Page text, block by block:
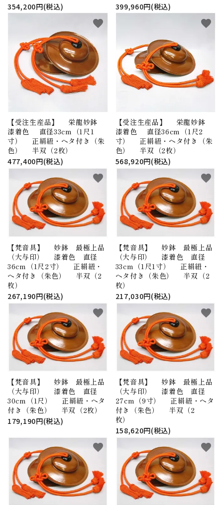
354,200円(税込)
399,960円(税込)
【受注生産品】 栄龍妙鉢
漆着色 直径33cm（1尺1
寸） 正絹紐・ヘタ付き（朱
色） 半双（2枚）
477,400円(税込)
favorite
【受注生産品】 栄龍妙鉢
漆着色 直径36cm（1尺2
寸） 正絹紐・ヘタ付き（朱
色） 半双（2枚）
568,920円(税込)
favorite
【梵音具】 妙鉢 最極上品
（大与印） 漆着色 直径
36cm（1尺2寸） 正絹紐・
ヘタ付き（朱色） 半双（2
枚）
267,190円(税込)
favorite
【梵音具】 妙鉢 最極上品
（大与印） 漆着色 直径
33cm（1尺1寸） 正絹紐・
ヘタ付き（朱色） 半双（2
枚）
217,030円(税込)
favorite
【梵音具】 妙鉢 最極上品
（大与印） 漆着色 直径
30cm（1尺） 正絹紐・ヘタ
付き（朱色） 半双（2枚）
179,190円(税込)
favorite
【梵音具】 妙鉢 最極上品
（大与印） 漆着色 直径
27cm（9寸） 正絹紐・ヘタ
付き（朱色） 半双（2
枚）
158,620円(税込)
favorite
favorite favorite